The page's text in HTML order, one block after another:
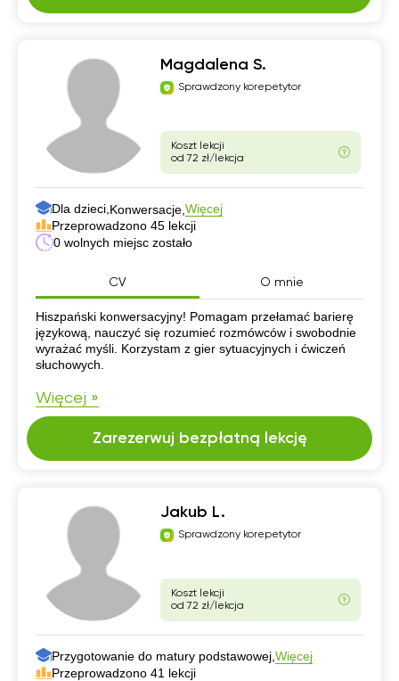
Magdalena S.
Sprawdzony korepetytor
Koszt lekcji
od 72 zł/lekcja
Dla dzieci, Konwersacje, Więcej
Przeprowadzono 45 lekcji
0 wolnych miejsc zostało
CV O mnie
CV
Hiszpański konwersacyjny! Pomagam przełamać barierę
językową, nauczyć się rozumieć rozmówców i swobodnie
wyrażać myśli. Korzystam z gier sytuacyjnych i ćwiczeń
słuchowych.
Więcej »
Zarezerwuj bezpłatną lekcję
Jakub L.
Sprawdzony korepetytor
Koszt lekcji
od 72 zł/lekcja
Przygotowanie do matury podstawowej, Więcej
Przeprowadzono 41 lekcji